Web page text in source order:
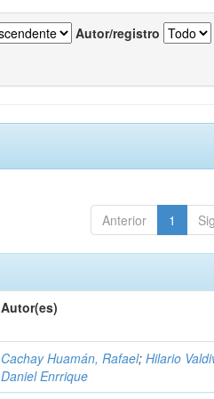
Autor/registro
Anterior 1
Autor(es)
Cachay Huamán, Rafael;Hilario
Daniel Enrrique